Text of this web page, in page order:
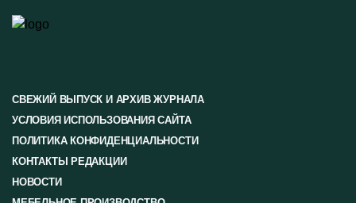
СВЕЖИЙ ВЫПУСК И АРХИВ ЖУРНАЛА
УСЛОВИЯ ИСПОЛЬЗОВАНИЯ САЙТА
ПОЛИТИКА КОНФИДЕНЦИАЛЬНОСТИ
КОНТАКТЫ РЕДАКЦИИ
НОВОСТИ